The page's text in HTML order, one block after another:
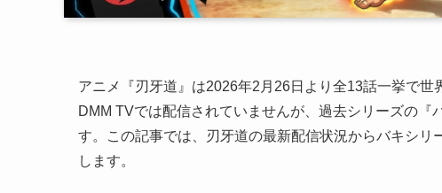
アニメ『刃牙道』は2026年2月26日より全13話一挙で
DMM TVでは配信されていませんが、過去シリーズの
す。この記事では、刃牙道の最新配信状況からバキシ
します。